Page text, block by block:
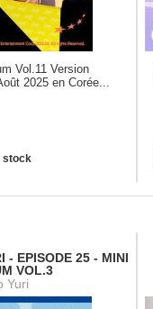
Vol.11 Version
2025 en Corée...
stock
- EPISODE 25 - MINI
VOL.3
Yuri